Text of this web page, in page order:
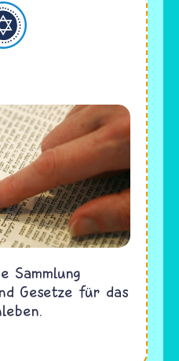
Sammlung
Gesetze für das